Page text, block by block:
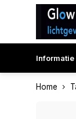
Home